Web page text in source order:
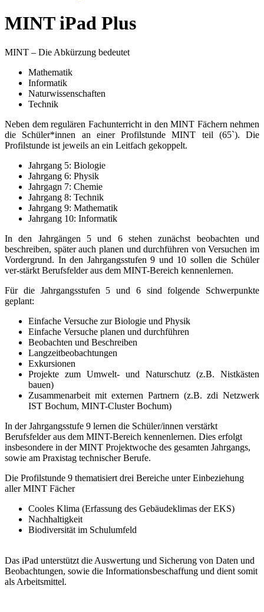
MINT iPad Plus
MINT – Die Abkürzung bedeutet
Mathematik
Informatik
Naturwissenschaften
Technik
Neben dem regulären Fachunterricht in den MINT Fächern nehmen
die Schüler*innen an einer Profilstunde MINT teil (65`). Die
Profilstunde ist jeweils an ein Leitfach gekoppelt.
Jahrgang 5: Biologie
Jahrgang 6: Physik
Jahrgagn 7: Chemie
Jahrgang 8: Technik
Jahrgang 9: Mathematik
Jahrgang 10: Informatik
In den Jahrgängen 5 und 6 stehen zunächst beobachten und
beschreiben, später auch planen und durchführen von Versuchen im
Vordergrund. In den Jahrgangsstufen 9 und 10 sollen die Schüler
ver-stärkt Berufsfelder aus dem MINT-Bereich kennenlernen.
Für die Jahrgangsstufen 5 und 6 sind folgende Schwerpunkte
geplant:
Einfache Versuche zur Biologie und Physik
Einfache Versuche planen und durchführen
Beobachten und Beschreiben
Langzeitbeobachtungen
Exkursionen
Projekte zum Umwelt- und Naturschutz (z.B. Nistkästen
bauen)
Zusammenarbeit mit externen Partnern (z.B. zdi Netzwerk
IST Bochum, MINT-Cluster Bochum)
In der Jahrgangsstufe 9 lernen die Schüler/innen verstärkt
Berufsfelder aus dem MINT-Bereich kennenlernen. Dies erfolgt
insbesondere in der MINT Projektwoche des gesamten Jahrgangs,
sowie am Praxistag technischer Berufe.
Die Profilstunde 9 thematisiert drei Bereiche unter Einbeziehung
aller MINT Fächer
Cooles Klima (Erfassung des Gebäudeklimas der EKS)
Nachhaltigkeit
Biodiversität im Schulumfeld
Das iPad unterstützt die Auswertung und Sicherung von Daten und
Beobachtungen, sowie die Informationsbeschaffung und dient somit
als Arbeitsmittel.